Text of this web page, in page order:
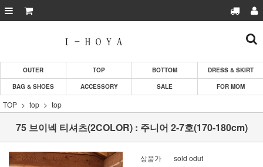
OUTER TOP BOTTOM
DRESS & SKIRT
BAG & SHOES
ACCESSORY SALE FOR MOM
TOP top top
75 브이넥 티셔츠(2COLOR) : 주니어 2-7호(170-180cm)
상품가
sold odut